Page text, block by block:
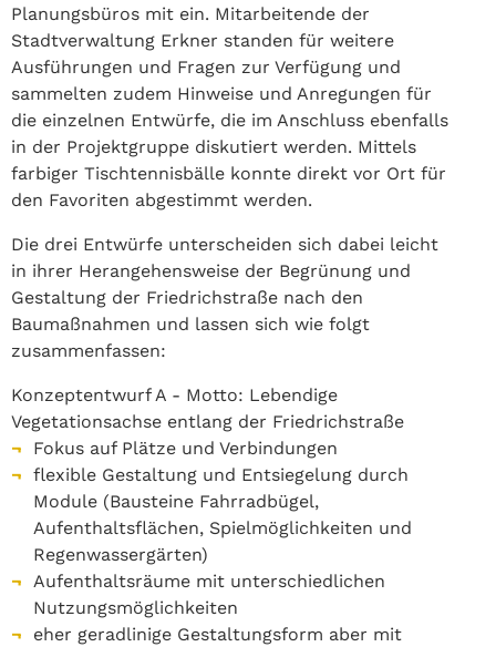
Planungsbüros mit ein. Mitarbeitende der
Stadtverwaltung Erkner standen für weitere
Ausführungen und Fragen zur Verfügung und
sammelten zudem Hinweise und Anregungen für
die einzelnen Entwürfe, die im Anschluss ebenfalls
in der Projektgruppe diskutiert werden. Mittels
farbiger Tischtennisbälle konnte direkt vor Ort für
den Favoriten abgestimmt werden.
Die drei Entwürfe unterscheiden sich dabei leicht
in ihrer Herangehensweise der Begrünung und
Gestaltung der Friedrichstraße nach den
Baumaßnahmen und lassen sich wie folgt
zusammenfassen:
Konzeptentwurf A - Motto: Lebendige
Vegetationsachse entlang der Friedrichstraße
Fokus auf Plätze und Verbindungen
flexible Gestaltung und Entsiegelung durch
Module (Bausteine Fahrradbügel,
Aufenthaltsflächen, Spielmöglichkeiten und
Regenwassergärten)
Aufenthaltsräume mit unterschiedlichen
Nutzungsmöglichkeiten
eher geradlinige Gestaltungsform aber mit